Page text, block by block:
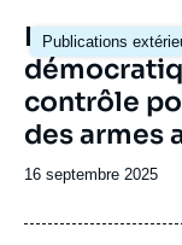
Publications
Image
principale
La guerre
contrôle
des armes
Date
publication
16 septembre 2025